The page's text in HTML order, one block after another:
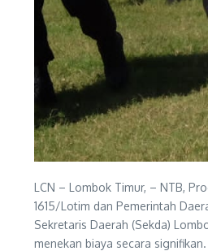
LCN – Lombok Timur, – NTB,
1615/Lotim dan Pemerintah
Sekretaris Daerah (Sekda)
menekan biaya secara signifikan.